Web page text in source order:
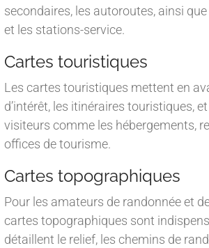
secondaires, les autoroutes, ainsi
et les stations-service.
Cartes touristiques
Les cartes touristiques mettent en
d’intérêt, les itinéraires touristiques,
visiteurs comme les hébergements,
offices de tourisme.
Cartes topographiques
Pour les amateurs de randonnée et
cartes topographiques sont
détaillent le relief, les chemins de